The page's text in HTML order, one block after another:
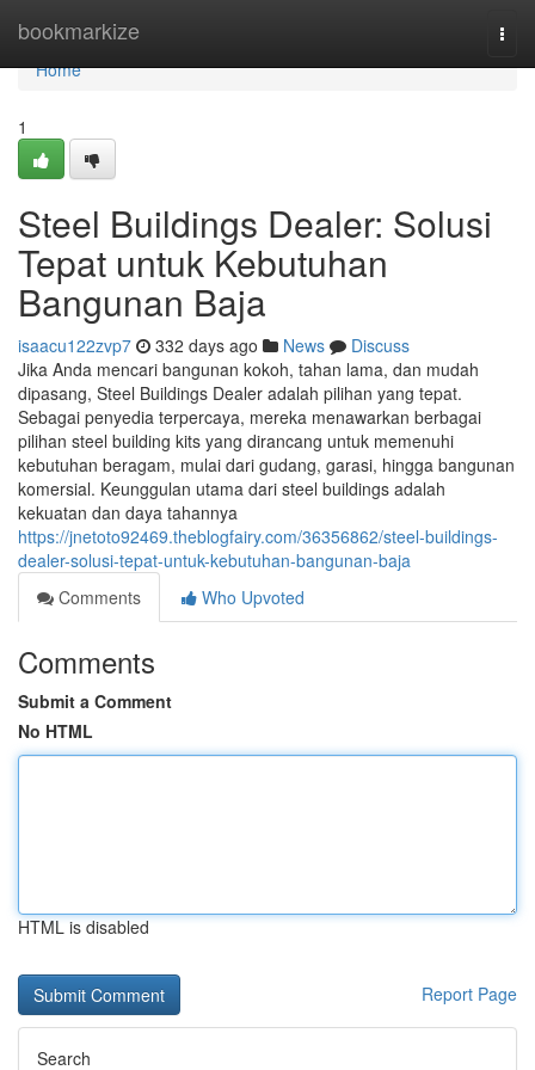
bookmarkize
Home
Home
1
Steel Buildings Dealer: Solusi
Tepat untuk Kebutuhan
Bangunan Baja
isaacu122zvp7 332 days ago News
Discuss
Jika Anda mencari bangunan kokoh, tahan lama, dan mudah
dipasang, Steel Buildings Dealer adalah pilihan yang tepat.
Sebagai penyedia terpercaya, mereka menawarkan berbagai
pilihan steel building kits yang dirancang untuk memenuhi
kebutuhan beragam, mulai dari gudang, garasi, hingga bangunan
komersial. Keunggulan utama dari steel buildings adalah
kekuatan dan daya tahannya
https://jnetoto92469.theblogfairy.com/36356862/steel-buildings-
dealer-solusi-tepat-untuk-kebutuhan-bangunan-baja
Comments
Who Upvoted
Comments
Submit a Comment
No HTML
HTML is disabled
Report Page
Search